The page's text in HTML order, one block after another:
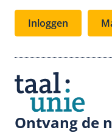
Inloggen
Ontvang de